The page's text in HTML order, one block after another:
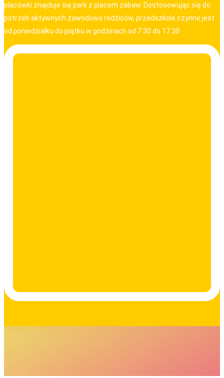
placówki znajduje się park z placem zabaw. Dostosowując się do
potrzeb aktywnych zawodowo rodziców, przedszkole czynne jest
od poniedziałku do piątku w godzinach od 7.30 do 17.30.